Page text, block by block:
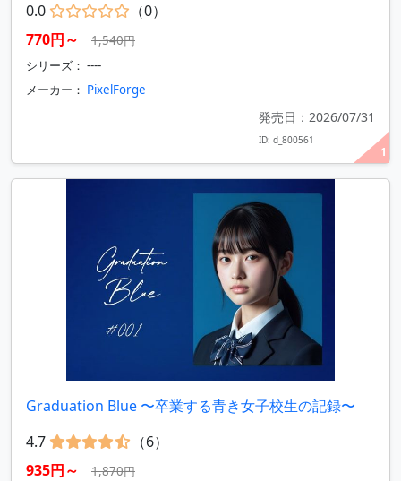
1
0.0
（0）
770円～
1,540円
シリーズ： ----
メーカー： PixelForge
発売日：2026/07/31
ID: d_800561
Graduation Blue 〜卒業する青き女子校生の記録〜
4.7
（6）
935円～
1,870円